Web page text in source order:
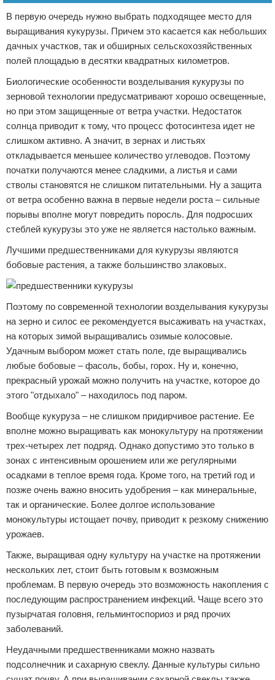
В первую очередь нужно выбрать подходящее место для
выращивания кукурузы. Причем это касается как небольших
дачных участков, так и обширных сельскохозяйственных
полей площадью в десятки квадратных километров.
Биологические особенности возделывания кукурузы по
зерновой технологии предусматривают хорошо освещенные,
но при этом защищенные от ветра участки. Недостаток
солнца приводит к тому, что процесс фотосинтеза идет не
слишком активно. А значит, в зернах и листьях
откладывается меньшее количество углеводов. Поэтому
початки получаются менее сладкими, а листья и сами
стволы становятся не слишком питательными. Ну а защита
от ветра особенно важна в первые недели роста – сильные
порывы вполне могут повредить поросль. Для подросших
стеблей кукурузы это уже не является настолько важным.
Лучшими предшественниками для кукурузы являются
бобовые растения, а также большинство злаковых.
Поэтому по современной технологии возделывания кукурузы
на зерно и силос ее рекомендуется высаживать на участках,
на которых зимой выращивались озимые колосовые.
Удачным выбором может стать поле, где выращивались
любые бобовые – фасоль, бобы, горох. Ну и, конечно,
прекрасный урожай можно получить на участке, которое до
этого "отдыхало" – находилось под паром.
Вообще кукуруза – не слишком придирчивое растение. Ее
вполне можно выращивать как монокультуру на протяжении
трех-четырех лет подряд. Однако допустимо это только в
зонах с интенсивным орошением или же регулярными
осадками в теплое время года. Кроме того, на третий год и
позже очень важно вносить удобрения – как минеральные,
так и органические. Более долгое использование
монокультуры истощает почву, приводит к резкому снижению
урожаев.
Также, выращивая одну культуру на участке на протяжении
нескольких лет, стоит быть готовым к возможным
проблемам. В первую очередь это возможность накопления с
последующим распространением инфекций. Чаще всего это
пузырчатая головня, гельминтоспориоз и ряд прочих
заболеваний.
Неудачными предшественниками можно назвать
подсолнечник и сахарную свеклу. Данные культуры сильно